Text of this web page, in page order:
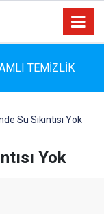
Güçlü Takviye:
İmzalandı
Su Sıkıntısı Yok
Yok